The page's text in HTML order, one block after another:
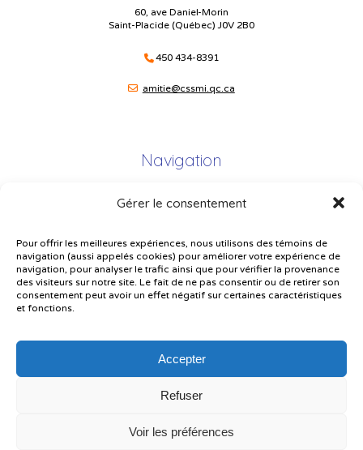
Gérer le consentement
Pour offrir les meilleures expériences, nous utilisons des témoins de
navigation (aussi appelés cookies) pour améliorer votre expérience de
navigation, pour analyser le trafic ainsi que pour vérifier la provenance
des visiteurs sur notre site. Le fait de ne pas consentir ou de retirer son
consentement peut avoir un effet négatif sur certaines caractéristiques
et fonctions.
Accepter
Refuser
Voir les préférences
60, ave Daniel-Morin
Saint-Placide (Québec) J0V 2B0
450 434-8391
amitie@cssmi.qc.ca
Navigation
Plan du site
Plainte – service à l’élève
Politique de confidentialité
Le CSSMI autorise certaines intelligences artificielles contrôlées et